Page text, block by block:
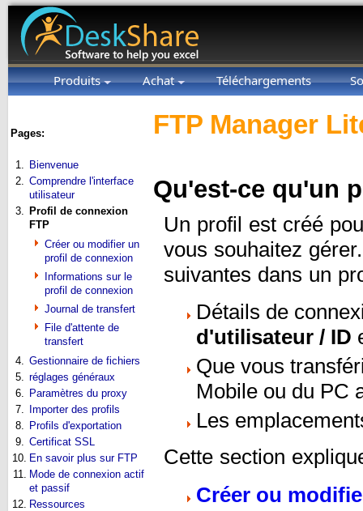
Produits Achat Téléchargements
Pages:
1. Bienvenue
2. Comprendre l'interface
utilisateur
3. Profil de connexion
FTP
Créer ou modifier un
profil de connexion
Informations sur le
profil de connexion
Journal de transfert
File d'attente de
transfert
4. Gestionnaire de fichiers
5. réglages généraux
6. Paramètres du proxy
7.
Importer des profils
8. Profils d'exportation
9. Certificat SSL
10. En savoir plus sur FTP
11. Mode de connexion actif
et passif
12. Ressources
FTP Manager
Qu'est-ce qu'un
Un profil est créé
vous souhaitez
suivantes dans un
Détails de
d'utilisateur / ID
Que vous
Mobile ou du PC
Les
Cette section
Créer ou